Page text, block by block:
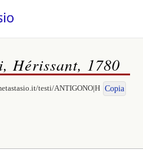
Hérissant, 1780
testi/ANTIGONO|H Copia